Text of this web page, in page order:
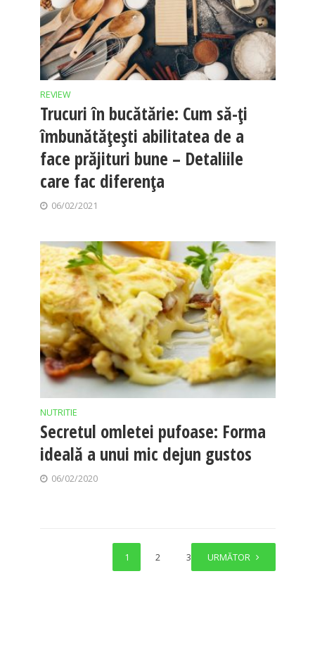
REVIEW
Trucuri în bucătărie: Cum să-ți
îmbunătățești abilitatea de a
face prăjituri bune – Detaliile
care fac diferența
06/02/2021
NUTRITIE
Secretul omletei pufoase: Forma
ideală a unui mic dejun gustos
06/02/2020
1 2 3 URMĂTOR